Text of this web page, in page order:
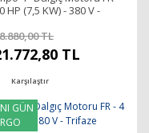
HP (7,5 KW) - 380 V -
TL
TL
Karşılaştır
GÜN